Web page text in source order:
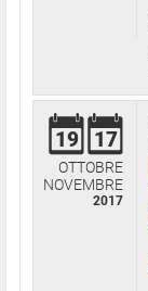
19 17
OTTOBRE
NOVEMBRE
2017